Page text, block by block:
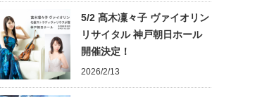
5/2 髙木凜々子 ヴァイオリン
リサイタル 神戸朝日ホール
開催決定！
2026/2/13